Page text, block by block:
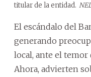
titular de la entidad.
El escándalo del
generando
local, ante el temor
Ahora, advierten